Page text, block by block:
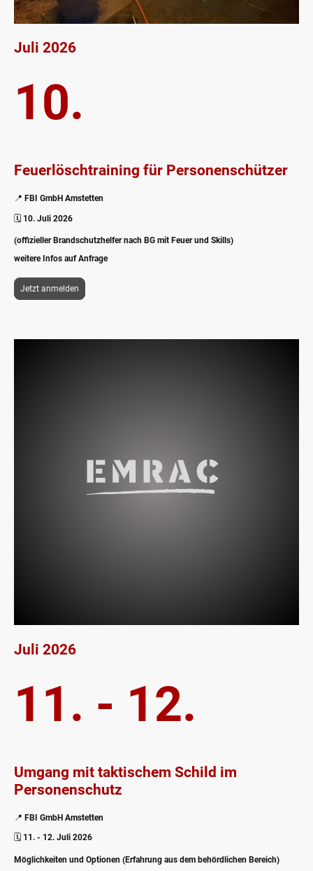
Juli 2026
10.
Feuerlöschtraining für Personenschützer
📍 FBI GmbH Amstetten
🗓️ 10. Juli 2026
(offizieller Brandschutzhelfer nach BG mit Feuer und Skills)
weitere Infos auf Anfrage
Jetzt anmelden
Juli 2026
11. - 12.
Umgang mit taktischem Schild im
Personenschutz
📍 FBI GmbH Amstetten
🗓️ 11. - 12. Juli 2026
Möglichkeiten und Optionen (Erfahrung aus dem behördlichen Bereich)